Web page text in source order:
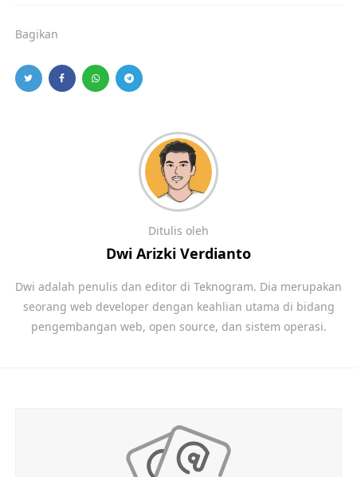
Bagikan
Ditulis oleh
Dwi Arizki Verdianto
Dwi adalah penulis dan editor di Teknogram. Dia merupakan
seorang web developer dengan keahlian utama di bidang
pengembangan web, open source, dan sistem operasi.